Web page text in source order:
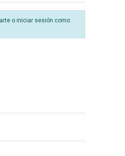
o iniciar sesión como